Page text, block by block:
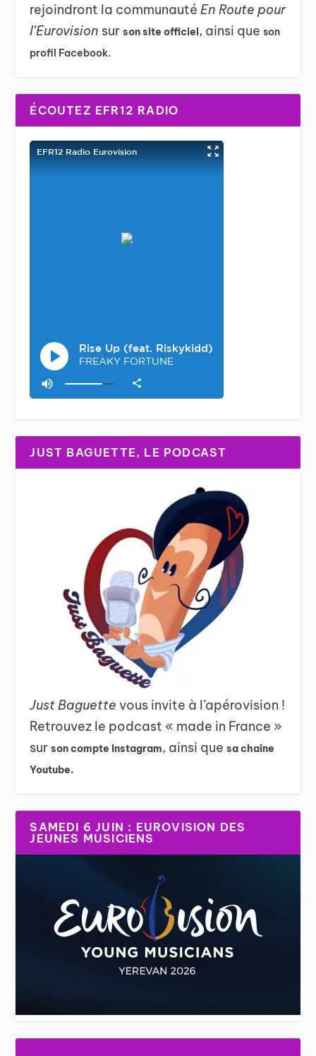
rejoindront la communautéEn Route pour
l’Eurovision surson site officiel, ainsi queson
profil Facebook.
ÉCOUTEZ EFR12 RADIO
JUST BAGUETTE, LE PODCAST
Just Baguettevous invite à l’apérovision !
Retrouvez le podcast « made in France »
surson compte Instagram, ainsi quesa chaîne
Youtube.
SAMEDI 6 JUIN : EUROVISION DES
JEUNES MUSICIENS